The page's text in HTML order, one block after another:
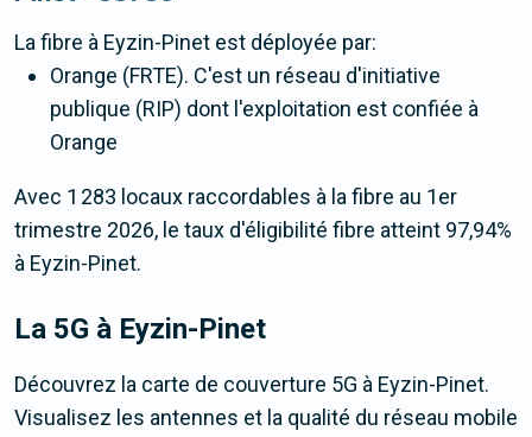
La fibre à Eyzin-Pinet est déployée par:
Orange (FRTE). C'est un réseau d'initiative
publique (RIP) dont l'exploitation est confiée à
Orange
Avec 1 283 locaux raccordables à la fibre au 1er
trimestre 2026, le taux d'éligibilité fibre atteint 97,94%
à Eyzin-Pinet.
La 5G à Eyzin-Pinet
Découvrez la carte de couverture 5G à Eyzin-Pinet.
Visualisez les antennes et la qualité du réseau mobile